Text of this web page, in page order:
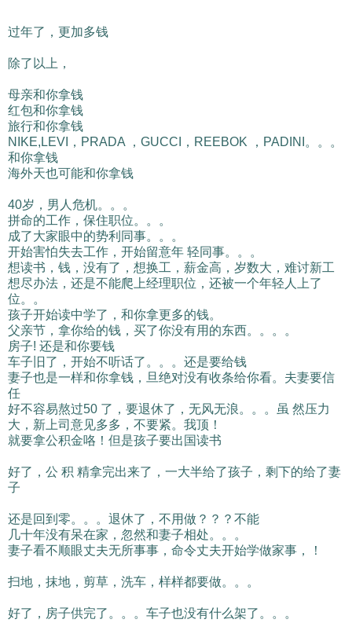
过年了，更加多钱
除了以上，
母亲和你拿钱
红包和你拿钱
旅行和你拿钱
NIKE,LEVI，PRADA ，GUCCI，REEBOK ，PADINI。。。
和你拿钱
海外天也可能和你拿钱
40岁，男人危机。。。
拼命的工作，保住职位。。。
成了大家眼中的势利同事。。。
开始害怕失去工作，开始留意年 轻同事。。。
想读书，钱，没有了，想换工，薪金高，岁数大，难讨新工
想尽办法，还是不能爬上经理职位，还被一个年轻人上了
位。。
孩子开始读中学了，和你拿更多的钱。
父亲节，拿你给的钱，买了你没有用的东西。。。。
房子! 还是和你要钱
车子旧了，开始不听话了。。。还是要给钱
妻子也是一样和你拿钱，旦绝对没有收条给你看。夫妻要信
任
好不容易熬过50 了，要退休了，无风无浪。。。虽 然压力
大，新上司意见多多，不要紧。我顶！
就要拿公积金咯！但是孩子要出国读书
好了，公 积 精拿完出来了，一大半给了孩子，剩下的给了妻
子
还是回到零。。。退休了，不用做？？？不能
几十年没有呆在家，忽然和妻子相处。。。
妻子看不顺眼丈夫无所事事，命令丈夫开始学做家事，！
扫地，抹地，剪草，洗车，样样都要做。。。
好了，房子供完了。。。车子也没有什么架了。。。